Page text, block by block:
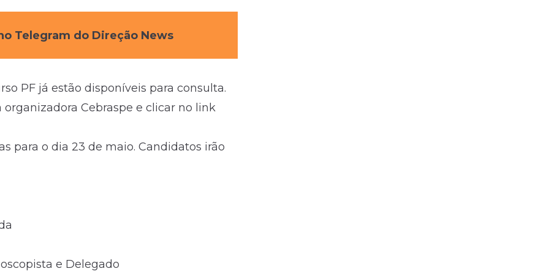
Telegram do Direção News
PF já estão disponíveis para consulta.
Cebraspe e clicar no link
para o dia 23 de maio. Candidatos irão
e Delegado